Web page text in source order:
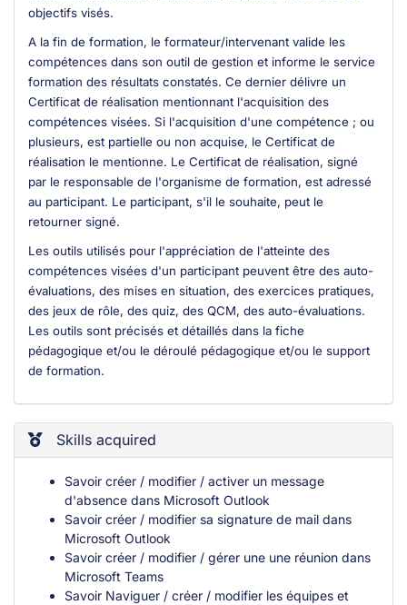
objectifs visés.
A la fin de formation, le formateur/intervenant valide les
compétences dans son outil de gestion et informe le service
formation des résultats constatés. Ce dernier délivre un
Certificat de réalisation mentionnant l'acquisition des
compétences visées. Si l'acquisition d'une compétence ; ou
plusieurs, est partielle ou non acquise, le Certificat de
réalisation le mentionne. Le Certificat de réalisation, signé
par le responsable de l'organisme de formation, est adressé
au participant. Le participant, s'il le souhaite, peut le
retourner signé.
Les outils utilisés pour l'appréciation de l'atteinte des
compétences visées d'un participant peuvent être des auto-
évaluations, des mises en situation, des exercices pratiques,
des jeux de rôle, des quiz, des QCM, des auto-évaluations.
Les outils sont précisés et détaillés dans la fiche
pédagogique et/ou le déroulé pédagogique et/ou le support
de formation.
Skills acquired
Savoir créer / modifier / activer un message
d'absence dans Microsoft Outlook
Savoir créer / modifier sa signature de mail dans
Microsoft Outlook
Savoir créer / modifier / gérer une une réunion dans
Microsoft Teams
Savoir Naviguer / créer / modifier les équipes et